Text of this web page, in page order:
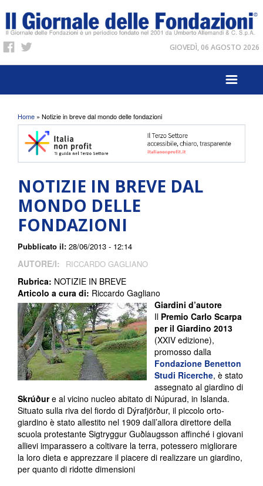
GIOVEDÌ, 06 AGOSTO 2026
Tu sei qui
Home » Notizie in breve dal mondo delle fondazioni
NOTIZIE IN BREVE DAL
MONDO DELLE
FONDAZIONI
Pubblicato il: 28/06/2013 - 12:14
AUTORE/I: RICCARDO GAGLIANO
Rubrica: NOTIZIE IN BREVE
Articolo a cura di: Riccardo Gagliano
Giardini d’autore
Il Premio Carlo Scarpa
per il Giardino 2013
(XXIV edizione),
promosso dalla
Fondazione Benetton
Studi Ricerche, è stato
assegnato al giardino di
Skrúðure al vicino nucleo abitato di Núpurad, in Islanda.
Situato sulla riva del fiordo di Dýrafjörður, il piccolo orto-
giardino è stato allestito nel 1909 dall’allora direttore della
scuola protestante Sigtryggur Guðlaugsson affinché i giovani
allievi imparassero a coltivare la terra, potessero migliorare
la loro dieta e apprezzare il piacere di realizzare un giardino,
per quanto di ridotte dimensioni